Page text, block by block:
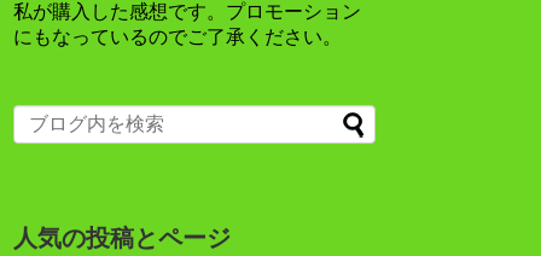
私が購入した感想です。プロモーション
にもなっているのでご了承ください。
人気の投稿とページ